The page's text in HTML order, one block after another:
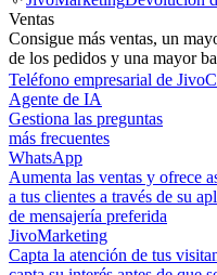
Ventas
Consigue más ventas, un
de los pedidos y una mayor
Teléfono empresarial de
Agente de IA
Gestiona las preguntas
más frecuentes
WhatsApp
Aumenta las ventas y ofrece
a tus clientes a través de su
de mensajería preferida
JivoMarketing
Capta la atención de tus